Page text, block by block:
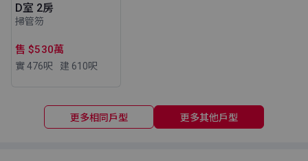
D室 2房
掃管笏
售 $530萬
實 476呎 建 610呎
更多相同戶型 更多其他戶型